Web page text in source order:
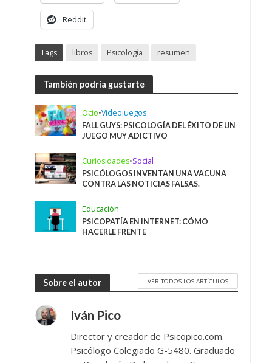
Reddit
Tags libros Psicología resumen
También podría gustarte
Ocio•Videojuegos
FALL GUYS: PSICOLOGÍA DEL ÉXITO DE UN
JUEGO MUY ADICTIVO
Curiosidades•Social
PSICÓLOGOS INVENTAN UNA VACUNA
CONTRA LAS NOTICIAS FALSAS.
Educación
PSICOPATÍA EN INTERNET: CÓMO
HACERLE FRENTE
Sobre el autor VER TODOS LOS ARTÍCULOS
Iván Pico
Director y creador de Psicopico.com.
Psicólogo Colegiado G-5480. Graduado